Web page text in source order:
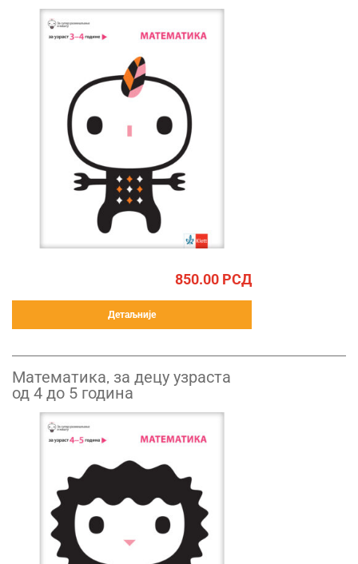
850.00 РСД
Детаљније
Математика, за децу узраста
од 4 до 5 година